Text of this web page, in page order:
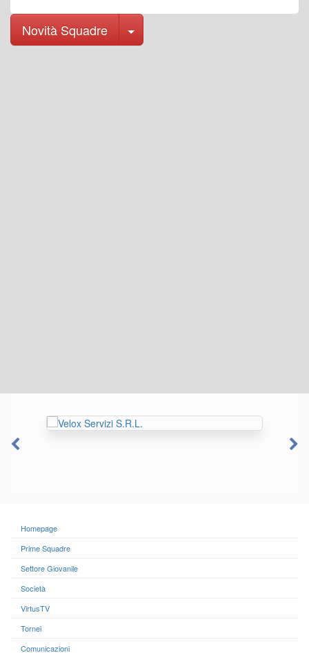
Novità Squadre Toggle Dropdown
Homepage
Prime Squadre
Settore Giovanile
Società
VirtusTV
Tornei
Comunicazioni